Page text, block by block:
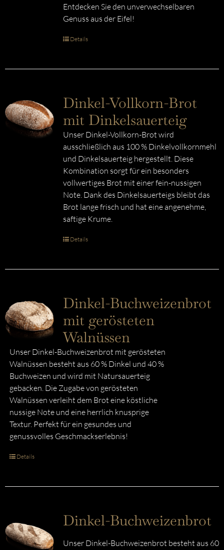
Entdecken Sie den unverwechselbaren
Genuss aus der Eifel!
Details
Dinkel-Vollkorn-Brot
mit Dinkelsauerteig
Unser Dinkel-Vollkorn-Brot wird
ausschließlich aus 100 % Dinkelvollkornmehl
und Dinkelsauerteig hergestellt. Diese
Kombination sorgt für ein besonders
vollwertiges Brot mit einer fein-nussigen
Note. Dank des Dinkelsauerteigs bleibt das
Brot lange frisch und hat eine angenehme,
saftige Krume.
Details
Dinkel-Buchweizenbrot
mit gerösteten
Walnüssen
Unser Dinkel-Buchweizenbrot mit gerösteten
Walnüssen besteht aus 60 % Dinkel und 40 %
Buchweizen und wird mit Natursauerteig
gebacken. Die Zugabe von gerösteten
Walnüssen verleiht dem Brot eine köstliche
nussige Note und eine herrlich knusprige
Textur. Perfekt für ein gesundes und
genussvolles Geschmackserlebnis!
Details
Dinkel-Buchweizenbrot
Unser Dinkel-Buchweizenbrot besteht aus 60